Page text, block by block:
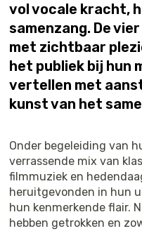
vol vocale kracht,
samenzang. De
met zichtbaar
het publiek bij hun
vertellen met
kunst van het
Onder begeleiding van
verrassende mix van
filmmuziek en
heruitgevonden in hun
hun kenmerkende flair.
hebben getrokken en